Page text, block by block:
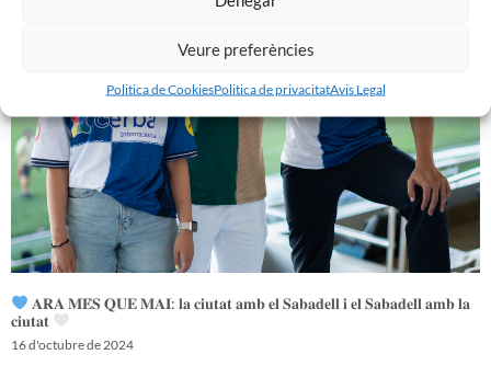
Veure preferències
Politica de CookiesPolitica de privacitatAvis Legal
𝐀𝐑𝐀 𝐌𝐄́𝐒 𝐐𝐔𝐄 𝐌𝐀𝐈: 𝐥𝐚 𝐜𝐢𝐮𝐭𝐚𝐭 𝐚𝐦𝐛 𝐞𝐥 𝐒𝐚𝐛𝐚𝐝𝐞𝐥𝐥 𝐢 𝐞𝐥 𝐒𝐚𝐛𝐚𝐝𝐞𝐥𝐥 𝐚𝐦𝐛 𝐥𝐚
𝐜𝐢𝐮𝐭𝐚𝐭
16 d'octubre de 2024